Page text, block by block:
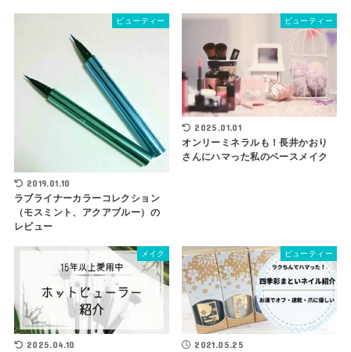
ビューティー
2019.01.10
ラブライナーカラーコレクション
（モスミント、アクアブルー）の
レビュー
ビューティー
2025.01.01
オンリーミネラルも！長井かおり
さんにハマった私のベースメイク
メイク
2025.04.10
ビューティー
2021.05.25